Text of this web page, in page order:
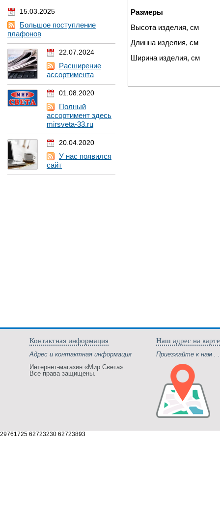
15.03.2025
Большое поступление
плафонов
22.07.2024
Расширение
ассортимента
01.08.2020
Полный
ассортимент здесь
mirsveta-33.ru
20.04.2020
У нас появился
сайт
Размеры
Высота изделия, см
Длинна изделия, см
Ширина изделия, см
Контактная информация
Адрес и контактная информация
Интернет-магазин «Мир Света».
Все права защищены.
Наш адрес на карте
Приезжайте к нам .
29761725 62723230 62723893